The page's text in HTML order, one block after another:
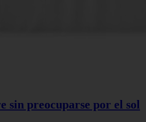
sin preocuparse por el sol